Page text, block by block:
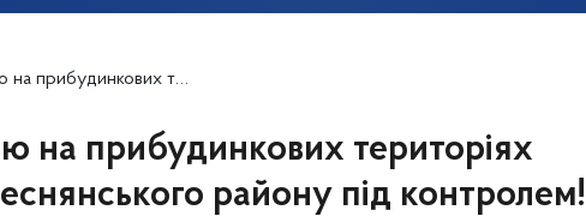
будинків Деснянського району під контролем!
на прибудинкових територіях
району під контролем!